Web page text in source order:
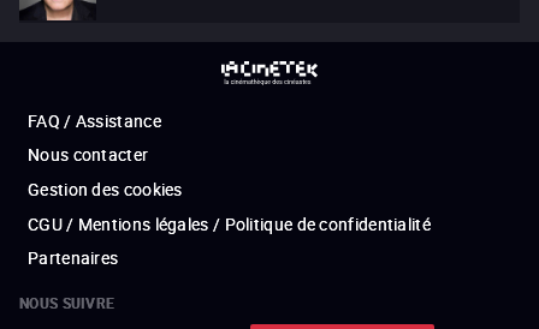
FAQ / Assistance
Nous contacter
Gestion des cookies
CGU / Mentions légales / Politique de confidentialité
Partenaires
NOUS SUIVRE